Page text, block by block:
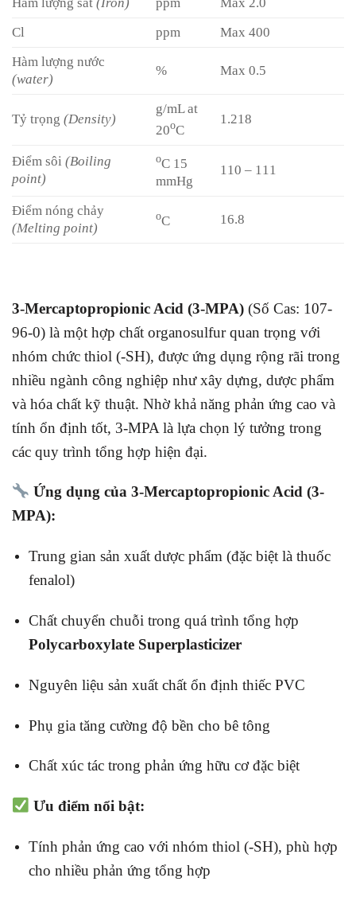
Cl
ppm
Max 400
Hàm lượng nước
(water)
% Max 0.5
Tỷ trọng (Density)
g/mL at
20oC
1.218
Điểm sôi (Boiling
point)
oC 15
mmHg
110 – 111
Điểm nóng chảy
(Melting point)
oC 16.8
3-Mercaptopropionic Acid (3-MPA) (Số Cas: 107-
96-0) là một hợp chất organosulfur quan trọng với
nhóm chức thiol (-SH), được ứng dụng rộng rãi trong
nhiều ngành công nghiệp như xây dựng, dược phẩm
và hóa chất kỹ thuật. Nhờ khả năng phản ứng cao và
tính ổn định tốt, 3-MPA là lựa chọn lý tưởng trong
các quy trình tổng hợp hiện đại.
Ứng dụng của 3-Mercaptopropionic Acid (3-
MPA):
Trung gian sản xuất dược phẩm (đặc biệt là thuốc
fenalol)
Chất chuyển chuỗi trong quá trình tổng hợp
Polycarboxylate Superplasticizer
Nguyên liệu sản xuất chất ổn định thiếc PVC
Phụ gia tăng cường độ bền cho bê tông
Chất xúc tác trong phản ứng hữu cơ đặc biệt
Ưu điểm nổi bật:
Tính phản ứng cao với nhóm thiol (-SH), phù hợp
cho nhiều phản ứng tổng hợp